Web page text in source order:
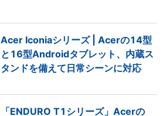
Acer Iconiaシリーズ | Acerの14型
と16型Androidタブレット、内蔵ス
タンドを備えて日常シーンに対応
「ENDURO T1シリーズ」Acerの